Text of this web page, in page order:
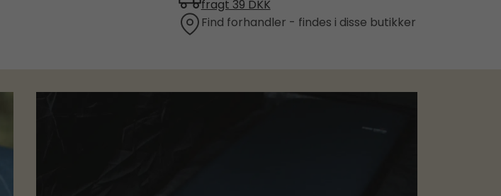
fragt 39 DKK
Find forhandler - findes i disse butikker